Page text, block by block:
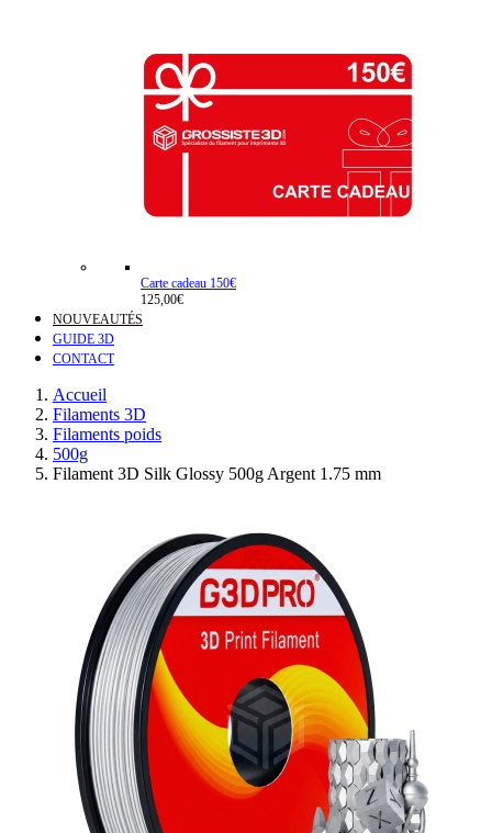
Carte cadeau 150€
125,00€
NOUVEAUTÉS
GUIDE 3D
CONTACT
Accueil
Filaments 3D
Filaments poids
500g
Filament 3D Silk Glossy 500g Argent 1.75 mm